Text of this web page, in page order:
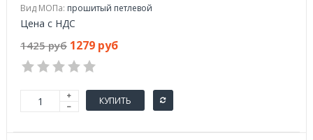
Вид МОПа: прошитый петлевой
Цена с НДС
1425 руб 1279 руб
КУПИТЬ